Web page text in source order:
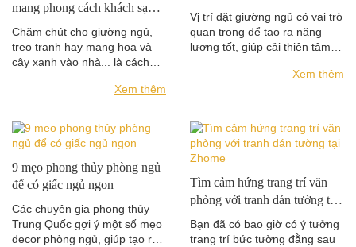
mang phong cách khách sạn
ấn tượng 2023
Chăm chút cho giường ngủ,
treo tranh hay mang hoa và
cây xanh vào nhà... là cách
Xem thêm
Vị trí đặt giường ngủ có vai trò
quan trọng để tạo ra năng
lượng tốt, giúp cải thiện tâm
Xem thêm
9 mẹo phong thủy phòng ngủ
để có giấc ngủ ngon
Các chuyên gia phong thủy
Trung Quốc gợi ý một số mẹo
decor phòng ngủ, giúp tạo ra
Tìm cảm hứng trang trí văn
phòng với tranh dán tường tại
Zhome
Bạn đã có bao giờ có ý tưởng
trang trí bức tường đằng sau